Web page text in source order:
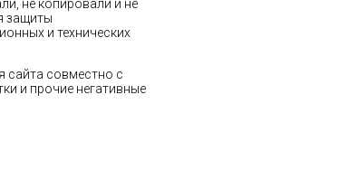
не копировали и не
защиты
и технических
сайта совместно с
и прочие негативные